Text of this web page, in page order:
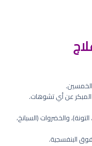
عن أي تشوهات.
التونة)، والخضروات (السبانخ،
البنفسجية.